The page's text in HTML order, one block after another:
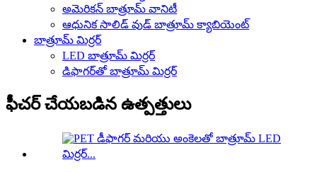
అమెరికన్ బాత్రూమ్ వానిటీ
ఆధునిక సాలిడ్ వుడ్ బాత్రూమ్ క్యాబియెంట్
బాత్రూమ్ మిర్రర్
LED బాత్రూమ్ మిర్రర్
డిఫాగర్‌తో బాత్రూమ్ మిర్రర్
ఫీచర్ చేయబడిన ఉత్పత్తులు